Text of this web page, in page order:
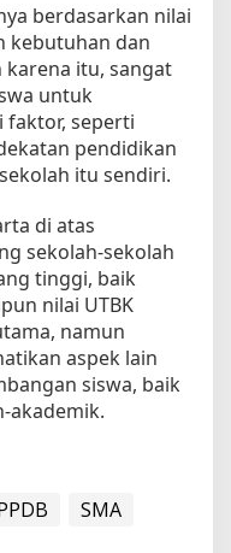
berdasarkan nilai
kebutuhan dan
itu, sangat
untuk
seperti
pendidikan
itu sendiri.
di atas
sekolah-sekolah
tinggi, baik
nilai UTBK
namun
aspek lain
siswa, baik
akademik.
SMA